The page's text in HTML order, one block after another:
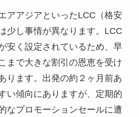
アアジアといったLCC（格安
少し事情が異なります。LCC
安く設定されているため、早
まで大きな割引の恩恵を受け
ります。出発の約２ヶ月前あ
い傾向にありますが、定期的
なプロモーションセールに遭